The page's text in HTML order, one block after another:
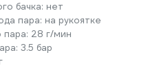
бачка: нет
пара: на рукоятке
пара: 28 г/мин
3.5 бар